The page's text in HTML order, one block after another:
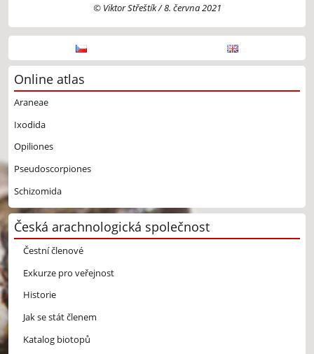
© Viktor Střeštík / 8. června 2021
Online atlas
Araneae
Ixodida
Opiliones
Pseudoscorpiones
Schizomida
Česká arachnologická společnost
Čestní členové
Exkurze pro veřejnost
Historie
Jak se stát členem
Katalog biotopů